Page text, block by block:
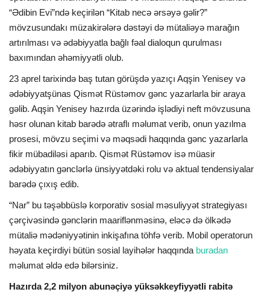
“Ədibin Evi”ndə keçirilən “Kitab necə ərsəyə gəlir?”
mövzusundakı müzakirələrə dəstəyi də mütaliəyə marağın
artırılması və ədəbiyyatla bağlı fəal dialoqun qurulması
baxımından əhəmiyyətli olub.
23 aprel tarixində baş tutan görüşdə yazıçı Aqşin Yenisey və
ədəbiyyatşünas Qismət Rüstəmov gənc yazarlarla bir araya
gəlib. Aqşin Yenisey hazırda üzərində işlədiyi neft mövzusuna
həsr olunan kitab barədə ətraflı məlumat verib, onun yazılma
prosesi, mövzu seçimi və məqsədi haqqında gənc yazarlarla
fikir mübadiləsi aparıb. Qismət Rüstəmov isə müasir
ədəbiyyatın gənclərlə ünsiyyətdəki rolu və aktual tendensiyalar
barədə çıxış edib.
“Nar” bu təşəbbüslə korporativ sosial məsuliyyət strategiyası
çərçivəsində gənclərin maariflənməsinə, eləcə də ölkədə
mütaliə mədəniyyətinin inkişafına töhfə verib. Mobil operatorun
həyata keçirdiyi bütün sosial layihələr haqqında buradan
məlumat əldə edə bilərsiniz.
Hazırda 2,2 milyon abunəçiyə yüksəkkeyfiyyətli rabitə